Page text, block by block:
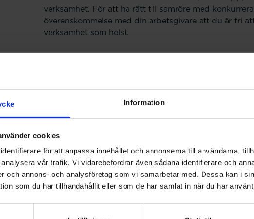
Information
cookies
för att anpassa innehållet och annonserna till användarna,
vår trafik. Vi vidarebefordrar även sådana identifierare och
och annons- och analysföretag som vi samarbetar med. Dessa kan i
som du har tillhandahållit eller som de har samlat in när du har
verksamhet. För att ha rätt till samröre med
överenskommelse med din arbetsgivare att du är fri
verksamhet som helst.
Uppsägning från
Din arbetsgivare kan endast säga upp dig på grund
arbetsgivare ska kunna säga upp en arbetstagare
krävs att arbetsgivaren har sakliga skäl för
Uppsägning på grund av arbetsbrist
Arbetsbrist betyder inte, som namnet felaktigt
exempelvis handla om neddragningar av
omorganisation där arbetsgivaren beslutar att
I offentlig verksamhet kan arbetsbristen röra sig om